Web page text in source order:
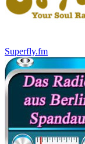
Superfly.fm